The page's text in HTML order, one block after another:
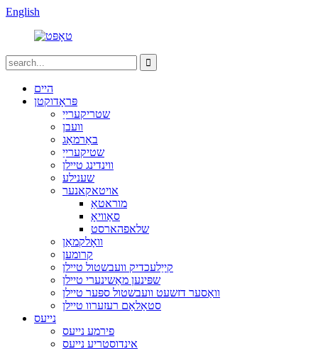
English
היים
פּראָדוקטן
שטריקערייַ
וועבן
באַרמאַג
שטיקערייַ
ווינדינג טיילן
שענילע
אויטאקאנער
מוראטאַ
סאַוויאָ
שלאפהארסט
וואָלקמאַן
קרומען
קייַלעכדיק וועבשטול טיילן
שפּינען מאַשינערי טיילן
וואַסער דזשעט וועבשטול ספּער טיילן
סטאַלאַם רעזערוו טיילן
נייעס
פירמע נייעס
אינדוסטריע נייעס